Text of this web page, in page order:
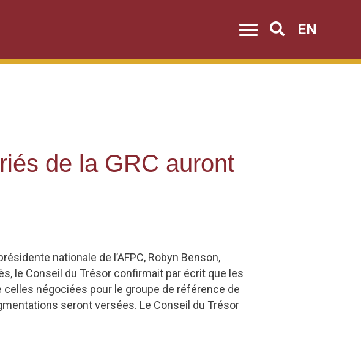
Search
EN
de la GRC auront
nationale de l’AFPC, Robyn Benson,
le Conseil du Trésor confirmait par écrit que les
négociées pour le groupe de référence de
seront versées. Le Conseil du Trésor